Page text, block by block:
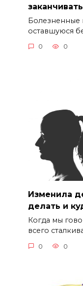
оставшуюся
0 0
Изменила
делать и
Когда мы
всего
0 0